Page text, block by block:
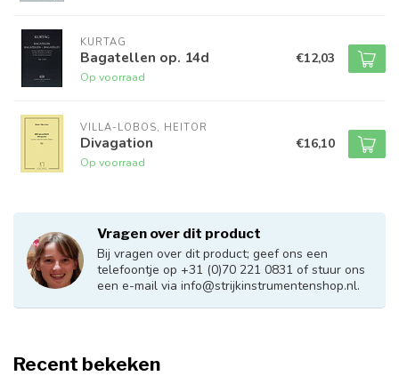
KURTAG
Bagatellen op. 14d
Op voorraad
€12,03
VILLA-LOBOS, HEITOR
Divagation
Op voorraad
€16,10
Vragen over dit product
Bij vragen over dit product; geef ons een
telefoontje op +31 (0)70 221 0831 of stuur ons
een e-mail via info@strijkinstrumentenshop.nl.
Recent bekeken